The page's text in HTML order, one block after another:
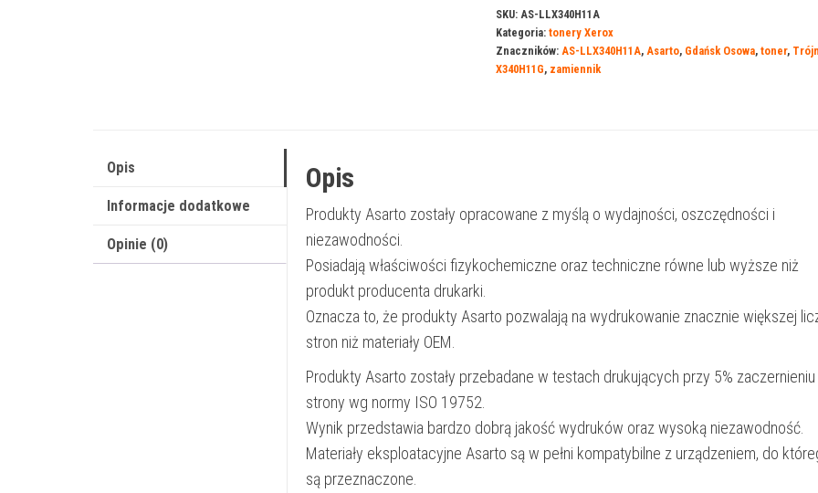
do
Lexmark
X342
|
SKU: AS-LLX340H11A
Kategoria: tonery Xerox
Znaczników: AS-LLX340H11A, Asarto, Gdańsk Osowa, toner,
X340H11G, zamiennik
Opis
Informacje dodatkowe
Opinie (0)
Opis
Produkty Asarto zostały opracowane z myślą o wydajności, oszczędności i
niezawodności.
Posiadają właściwości fizykochemiczne oraz techniczne równe lub wyższe niż
produkt producenta drukarki.
Oznacza to, że produkty Asarto pozwalają na wydrukowanie znacznie większej
stron niż materiały OEM.
Produkty Asarto zostały przebadane w testach drukujących przy 5% zaczernieniu
strony wg normy ISO 19752.
Wynik przedstawia bardzo dobrą jakość wydruków oraz wysoką niezawodność.
Materiały eksploatacyjne Asarto są w pełni kompatybilne z urządzeniem, do
są przeznaczone.